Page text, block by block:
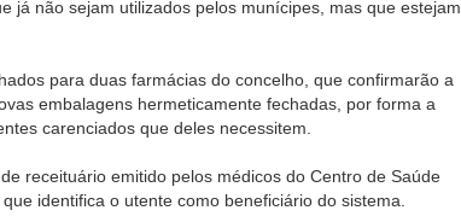
já não sejam utilizados pelos munícipes, mas que estejam
para duas farmácias do concelho, que confirmarão a
embalagens hermeticamente fechadas, por forma a
carenciados que deles necessitem.
receituário emitido pelos médicos do Centro de Saúde
identifica o utente como beneficiário do sistema.